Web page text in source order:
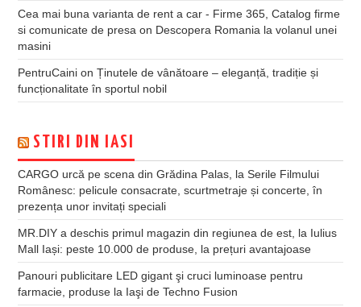
Cea mai buna varianta de rent a car - Firme 365, Catalog firme
si comunicate de presa on Descopera Romania la volanul unei
masini
PentruCaini onȚinutele de vânătoare – eleganță, tradiție și
funcționalitate în sportul nobil
STIRI DIN IASI
CARGO urcă pe scena din Grădina Palas, la Serile Filmului
Românesc: pelicule consacrate, scurtmetraje și concerte, în
prezența unor invitați speciali
MR.DIY a deschis primul magazin din regiunea de est, la Iulius
Mall Iași: peste 10.000 de produse, la prețuri avantajoase
Panouri publicitare LED gigant şi cruci luminoase pentru
farmacie, produse la Iaşi de Techno Fusion